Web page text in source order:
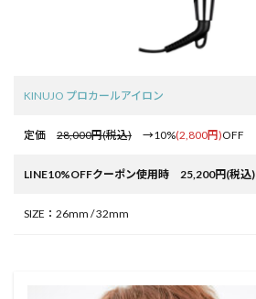
KINUJO プロカールアイロン
定価 28,000円(税込) →10%(2,800円)OFF
LINE10%OFFクーポン使用時 25,200円(税込)
SIZE：26mm / 32mm